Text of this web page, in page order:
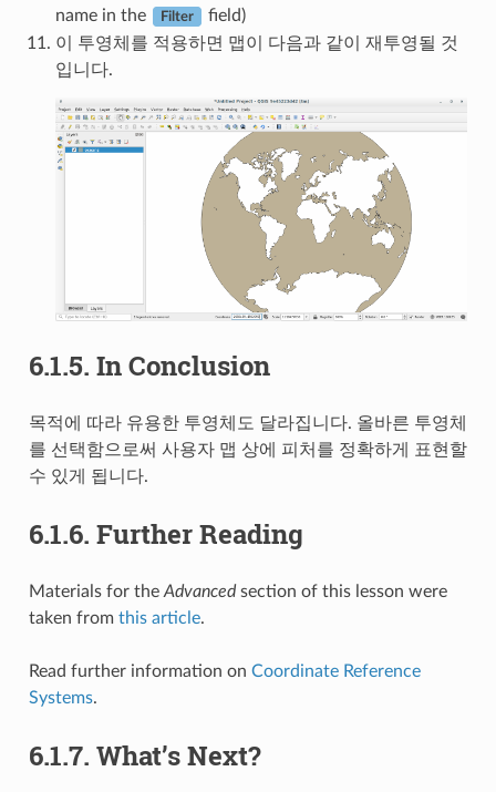
name in the
Filter
field)
이 투영체를 적용하면 맵이 다음과 같이 재투영될 것
입니다.
6.1.5. In Conclusion
목적에 따라 유용한 투영체도 달라집니다. 올바른 투영체
를 선택함으로써 사용자 맵 상에 피처를 정확하게 표현할
수 있게 됩니다.
6.1.6. Further Reading
Materials for the Advancedsection of this lesson were
taken from this article.
Read further information on Coordinate Reference
Systems.
6.1.7. What’s Next?